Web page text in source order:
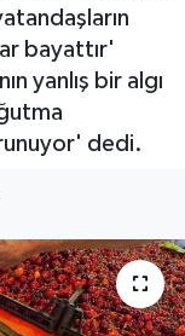
bayattır'
yanlış bir algı
dedi.